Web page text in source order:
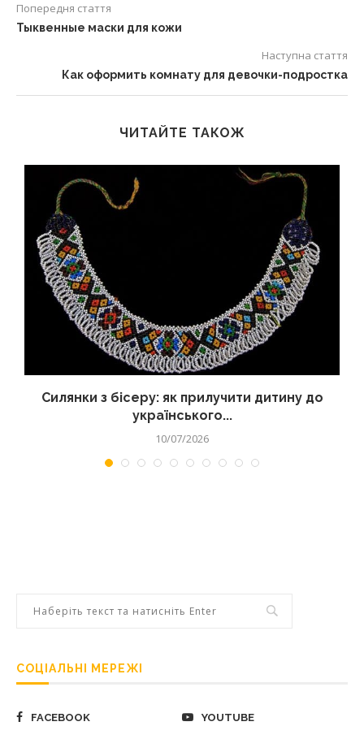
Попередня стаття
Тыквенные маски для кожи
Наступна стаття
Как оформить комнату для девочки-подростка
ЧИТАЙТЕ ТАКОЖ
Силянки з бісеру: як прилучити дитину до
українського...
10/07/2026
СОЦІАЛЬНІ МЕРЕЖІ
FACEBOOK YOUTUBE